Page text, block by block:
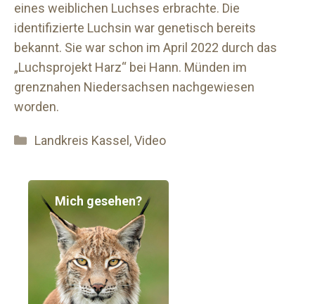
eines weiblichen Luchses erbrachte. Die
identifizierte Luchsin war genetisch bereits
bekannt. Sie war schon im April 2022 durch das
„Luchsprojekt Harz“ bei Hann. Münden im
grenznahen Niedersachsen nachgewiesen
worden.
Kategorien
Landkreis Kassel,Video
Mich gesehen?